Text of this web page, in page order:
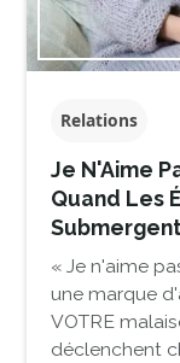
Relations
Je N'Aime
Quand Les
« Je n'aime
une marque
VOTRE
déclenchent